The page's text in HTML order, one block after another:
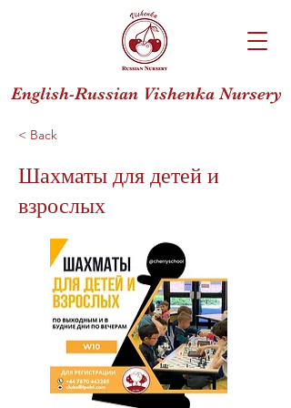
English-Russian Vishenka Nursery
< Back
Шахматы для детей и
взрослых